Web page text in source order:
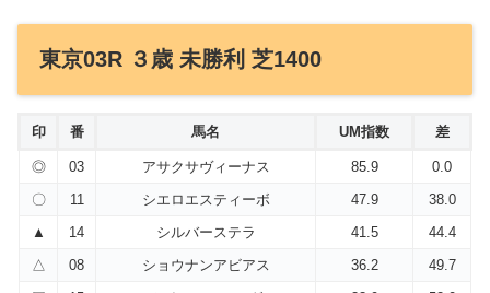
東京03R ３歳 未勝利 芝1400
印 番 馬名 UM指数 差
◎ 03 アサクサヴィーナス 85.9
0.0
〇
11 シエロエスティーボ 47.9
38.0
▲
14 シルバーステラ 41.5
44.4
△
08 ショウナンアビアス 36.2
49.7